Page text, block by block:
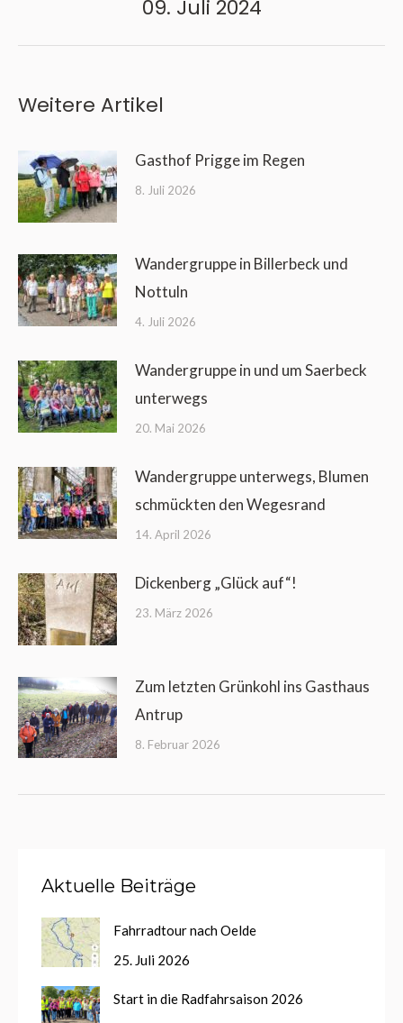
Beitrag:
09. Juli 2024
Weitere Artikel
Gasthof Prigge im Regen
8. Juli 2026
Wandergruppe in Billerbeck und
Nottuln
4. Juli 2026
Wandergruppe in und um Saerbeck
unterwegs
20. Mai 2026
Wandergruppe unterwegs, Blumen
schmückten den Wegesrand
14. April 2026
Dickenberg „Glück auf“!
23. März 2026
Zum letzten Grünkohl ins Gasthaus
Antrup
8. Februar 2026
Aktuelle Beiträge
Fahrradtour nach Oelde
25. Juli 2026
Start in die Radfahrsaison 2026